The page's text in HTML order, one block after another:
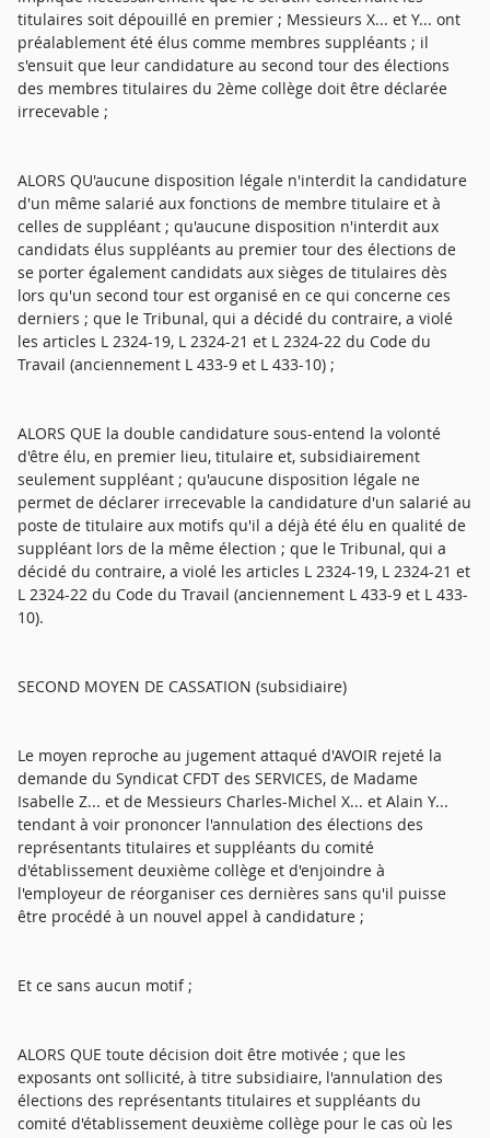
titulaires soit dépouillé en premier ; Messieurs X... et Y... ont
préalablement été élus comme membres suppléants ; il
s'ensuit que leur candidature au second tour des élections
des membres titulaires du 2ème collège doit être déclarée
irrecevable ;
ALORS QU'aucune disposition légale n'interdit la candidature
d'un même salarié aux fonctions de membre titulaire et à
celles de suppléant ; qu'aucune disposition n'interdit aux
candidats élus suppléants au premier tour des élections de
se porter également candidats aux sièges de titulaires dès
lors qu'un second tour est organisé en ce qui concerne ces
derniers ; que le Tribunal, qui a décidé du contraire, a violé
les articles L 2324-19, L 2324-21 et L 2324-22 du Code du
Travail (anciennement L 433-9 et L 433-10) ;
ALORS QUE la double candidature sous-entend la volonté
d'être élu, en premier lieu, titulaire et, subsidiairement
seulement suppléant ; qu'aucune disposition légale ne
permet de déclarer irrecevable la candidature d'un salarié au
poste de titulaire aux motifs qu'il a déjà été élu en qualité de
suppléant lors de la même élection ; que le Tribunal, qui a
décidé du contraire, a violé les articles L 2324-19, L 2324-21 et
L 2324-22 du Code du Travail (anciennement L 433-9 et L 433-
10).
SECOND MOYEN DE CASSATION (subsidiaire)
Le moyen reproche au jugement attaqué d'AVOIR rejeté la
demande du Syndicat CFDT des SERVICES, de Madame
Isabelle Z... et de Messieurs Charles-Michel X... et Alain Y...
tendant à voir prononcer l'annulation des élections des
représentants titulaires et suppléants du comité
d'établissement deuxième collège et d'enjoindre à
l'employeur de réorganiser ces dernières sans qu'il puisse
être procédé à un nouvel appel à candidature ;
Et ce sans aucun motif ;
ALORS QUE toute décision doit être motivée ; que les
exposants ont sollicité, à titre subsidiaire, l'annulation des
élections des représentants titulaires et suppléants du
comité d'établissement deuxième collège pour le cas où les